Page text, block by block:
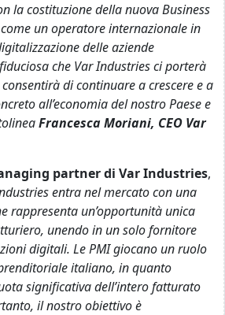
la costituzione della nuova Business
un operatore internazionale in
delle aziende
che Var Industries ci porterà
di continuare a crescere e a
all’economia del nostro Paese e
Francesca Moriani, CEO Var
partner di Var Industries,
entra nel mercato con una
rappresenta un’opportunità unica
unendo in un solo fornitore
digitali. Le PMI giocano un ruolo
italiano, in quanto
significativa dell’intero fatturato
il nostro obiettivo è